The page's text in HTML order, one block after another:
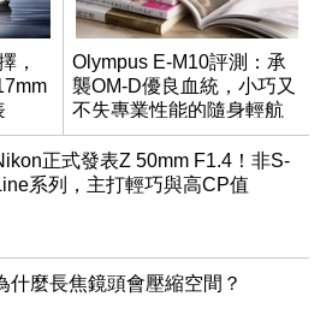
，
Olympus E-M10評測：承
襲OM-D優良血統，小巧又
不失專業性能的隨身輕航
機
正式發表Z 50mm F1.4！非S-
系列，主打輕巧與高CP值
什麼長焦鏡頭會壓縮空間？